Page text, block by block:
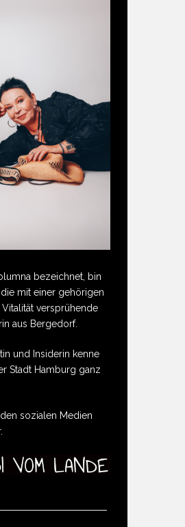
bezeichnet, bin
mit einer gehörigen
versprühende
aus Bergedorf.
und Insiderin kenne
Stadt Hamburg ganz
sozialen Medien